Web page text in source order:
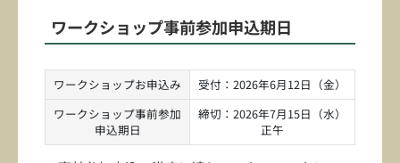
ワークショップ事前参加申込期日
ワークショップお申込み
受付：2026年6月12日（金）
ワークショップ事前参加
申込期日
締切：2026年7月15日（水）
正午